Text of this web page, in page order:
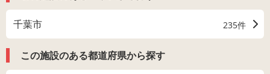
千葉市 235件
この施設のある都道府県から探す